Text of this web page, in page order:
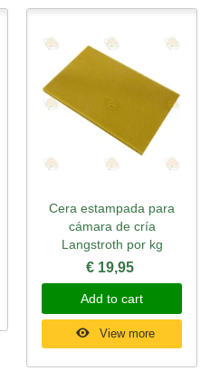
Cera estampada para
cámara de cría
Langstroth por kg
€ 19,95
Add to cart
View more